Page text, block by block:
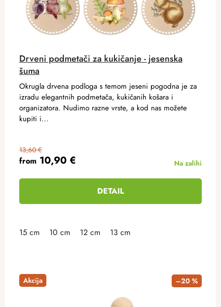
Drveni podmetači za kukičanje - jesenska
šuma
from 10,90 €
13,60 €
Na zalihi
DETAIL
Okrugla drvena podloga s temom jeseni pogodna je za
izradu elegantnih podmetača, kukičanih košara i
organizatora. Nudimo razne vrste, a kod nas možete
kupiti i...
15 cm 10 cm 12 cm 13 cm
Akcija –20 %